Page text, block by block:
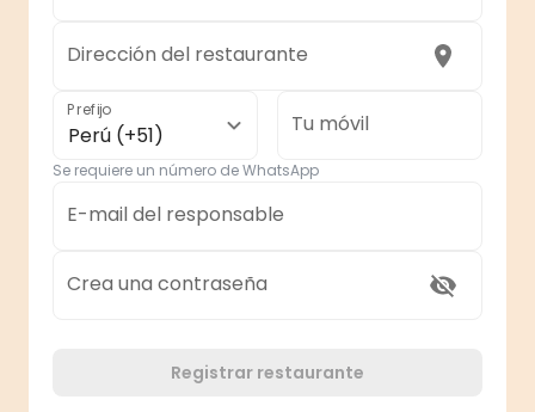
Dirección del restaurante
Prefijo
Perú (+51) Tu móvil
Se requiere un número de WhatsApp
E-mail del responsable
Crea una contraseña
Registrar restaurante